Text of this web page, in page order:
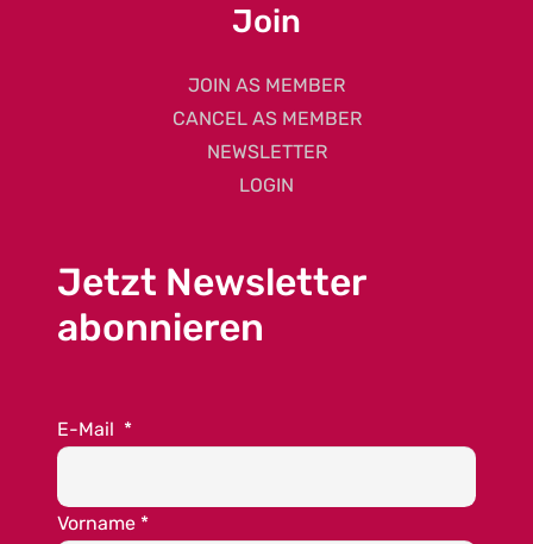
Join
JOIN AS MEMBER
CANCEL AS MEMBER
NEWSLETTER
LOGIN
Jetzt Newsletter
abonnieren
E-Mail *
Vorname *